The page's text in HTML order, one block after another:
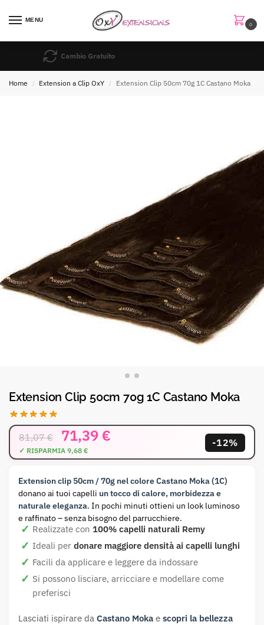
MENU
0
Cambio Gratuito
Home / Extension a Clip OxY / Extension Clip 50cm 70g 1C Castano Moka
Extension Clip 50cm 70g 1C Castano Moka
81,07€ 71,39 € -12%
Extension clip 50cm / 70g nel colore Castano Moka (1C)
donano ai tuoi capelli un tocco di calore, morbidezza e
naturale eleganza. In pochi minuti ottieni un look luminoso
e raffinato – senza bisogno del parrucchiere.
Realizzate con 100% capelli naturali Remy
Ideali per donare maggiore densità ai capelli lunghi
Facili da applicare e leggere da indossare
Si possono lisciare, arricciare e modellare come
preferisci
Lasciati ispirare da Castano Moka e scopri la bellezza